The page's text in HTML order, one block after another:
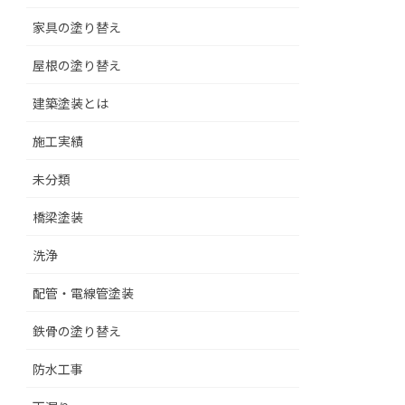
家具の塗り替え
屋根の塗り替え
建築塗装とは
施工実績
未分類
橋梁塗装
洗浄
配管・電線管塗装
鉄骨の塗り替え
防水工事